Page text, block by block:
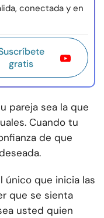
conectada y en
gratis
pareja sea la que
Cuando tu
de que
único que inicia las
que se sienta
usted quien